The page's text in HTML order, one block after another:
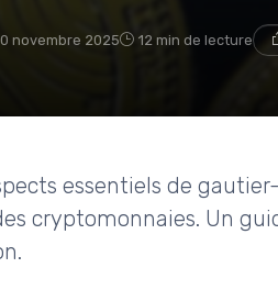
novembre 2025 12 min de lecture
essentiels de
cryptomonnaies. Un